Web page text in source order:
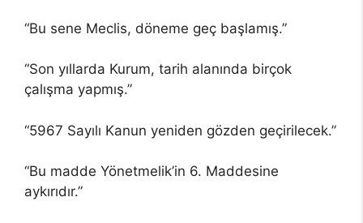
“Bu sene Meclis, döneme geç başlamış.”
“Son yıllarda Kurum, tarih alanında birçok
çalışma yapmış.”
“5967 Sayılı Kanun yeniden gözden geçirilecek.”
“Bu madde Yönetmelik’in 6. Maddesine
aykırıdır.”